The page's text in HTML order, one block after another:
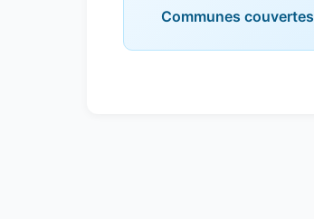
Communes couvertes